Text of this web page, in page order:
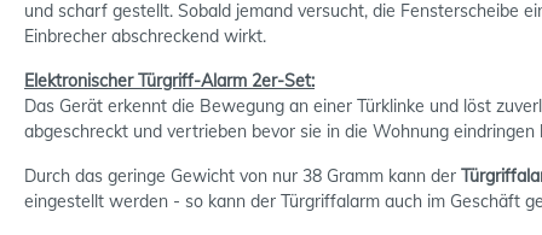
und scharf gestellt. Sobald jemand versucht, die Fensterscheibe
Einbrecher abschreckend wirkt.
Elektronischer Türgriff-Alarm 2er-Set:
Das Gerät erkennt die Bewegung an einer Türklinke und löst
abgeschreckt und vertrieben bevor sie in die Wohnung
Durch das geringe Gewicht von nur 38 Gramm kann der
eingestellt werden - so kann der Türgriffalarm auch im Geschäft